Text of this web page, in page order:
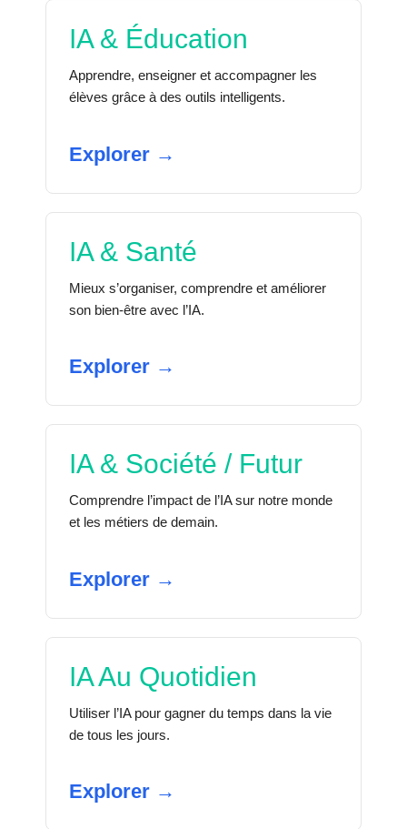
IA & Éducation
Apprendre, enseigner et accompagner les
élèves grâce à des outils intelligents.
Explorer →
IA & Santé
Mieux s’organiser, comprendre et améliorer
son bien-être avec l’IA.
Explorer →
IA & Société / Futur
Comprendre l’impact de l’IA sur notre monde
et les métiers de demain.
Explorer →
IA Au Quotidien
Utiliser l’IA pour gagner du temps dans la vie
de tous les jours.
Explorer →